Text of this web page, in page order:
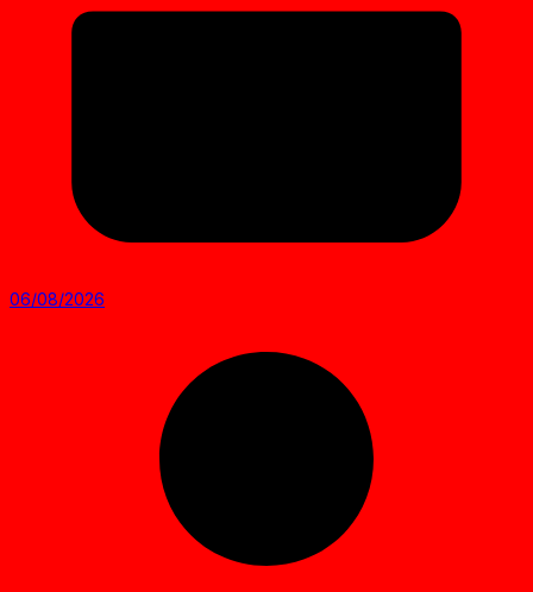
06/08/2026